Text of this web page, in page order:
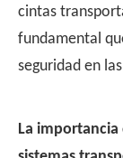
cintas
fundamental
seguridad en
La importancia